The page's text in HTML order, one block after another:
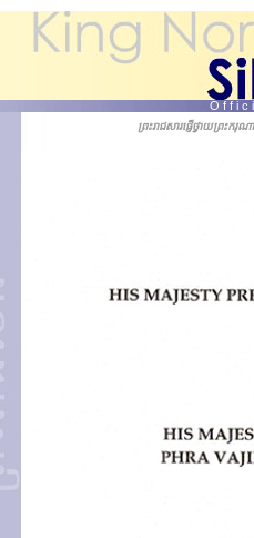
O f f i c
ព្រះរាជសារផ្ញើថ្វាយព្រះ